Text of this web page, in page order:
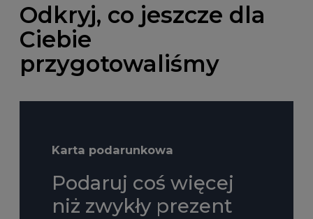
Odkryj, co jeszcze dla
Ciebie
przygotowaliśmy
Karta podarunkowa
Podaruj coś więcej
niż zwykły prezent